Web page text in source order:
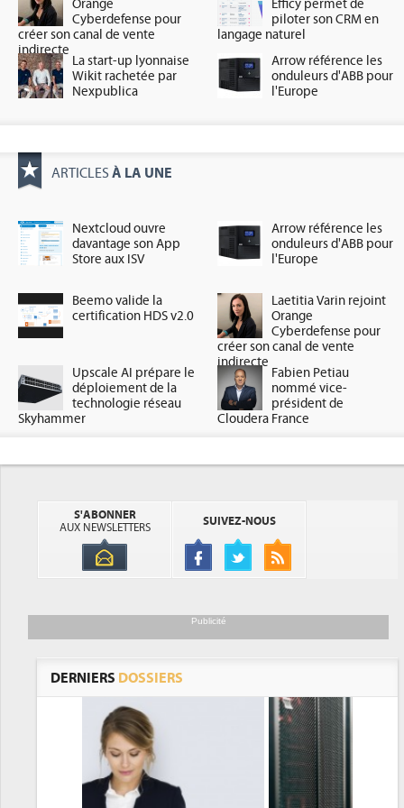
Orange
Cyberdefense pour
créer son canal de vente
indirecte
Efficy permet de
piloter son CRM en
langage naturel
La start-up lyonnaise
Wikit rachetée par
Nexpublica
Arrow référence les
onduleurs d'ABB pour
l'Europe
ARTICLES À LA UNE
Nextcloud ouvre
davantage son App
Store aux ISV
Arrow référence les
onduleurs d'ABB pour
l'Europe
Beemo valide la
certification HDS v2.0
Laetitia Varin rejoint
Orange
Cyberdefense pour
créer son canal de vente
indirecte
Upscale AI prépare le
déploiement de la
technologie réseau
Skyhammer
Fabien Petiau
nommé vice-
président de
Cloudera France
S'ABONNER
AUX NEWSLETTERS
SUIVEZ-NOUS
Publicité
DERNIERS DOSSIERS